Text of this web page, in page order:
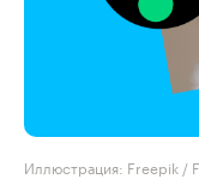
Иллюстрация: Freepik /